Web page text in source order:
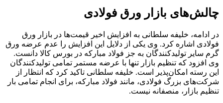
چالش‌های بازار ورق فولادی
در ادامه، خلیفه سلطانی به افزایش اخیر قیمت‌ها در بازار ورق
فولادی اشاره کرد. وی یکی از دلایل این افزایش را عدم عرضه ورق
گرم سایر تولیدکنندگان به جز فولاد مبارکه در بورس کالا دانست.
وی افزود که تنظیم بازار تنها با عرضه مستمر تمامی تولیدکنندگان
این رسته امکان‌پذیر است. خلیفه سلطانی تاکید کرد که انتظار از
شرکت‌های بزرگ فولادی، مانند فولاد مبارکه، برای انجام تمامی بار
تنظیم بازار، منصفانه نیست.